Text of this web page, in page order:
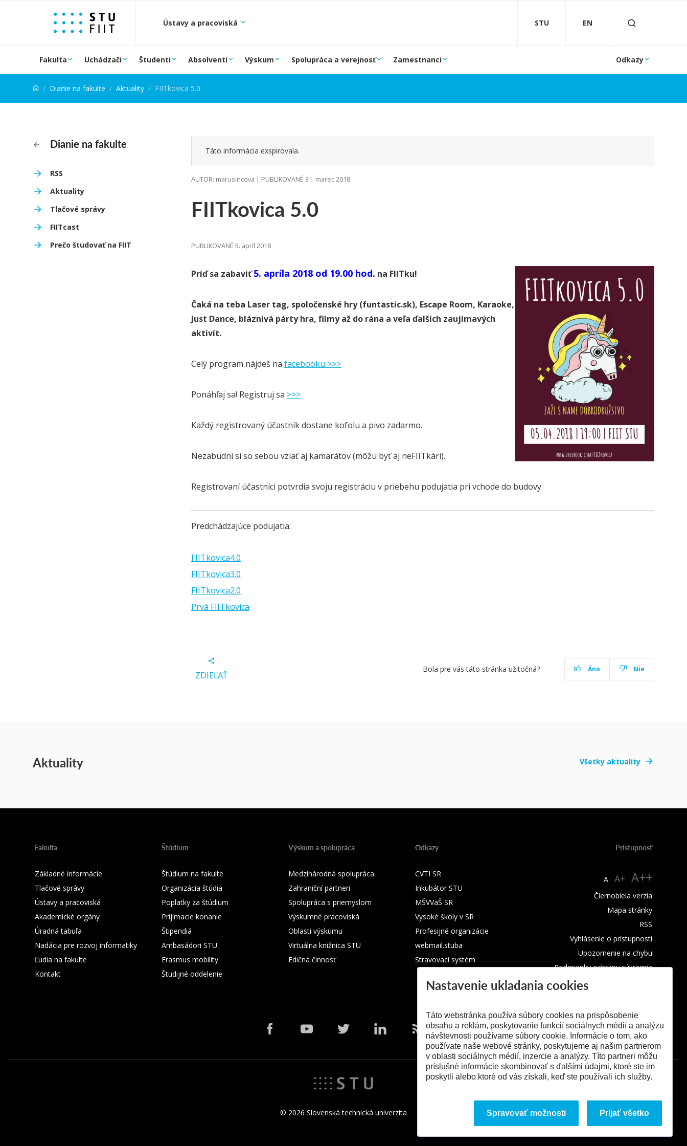
Prejsť na obsah
Ústavy a pracoviská STU EN
Fakulta Uchádzači Študenti Absolventi Výskum Spolupráca a verejnosť Zamestnanci Odkazy
Dianie na fakulte Aktuality FIITkovica 5.0
Dianie na fakulte
RSS
Aktuality
Tlačové správy
FIITcast
Prečo študovať na FIIT
FIITkovica 5.0
Táto informácia exspirovala.
AUTOR: marusincova | PUBLIKOVANÉ 31. marec 2018
PUBLIKOVANÉ 5. apríl 2018
Príď sa zabaviť5. apríla 2018 od 19.00 hod. na FIITku!
Čaká na teba Laser tag, spoločenské hry (funtastic.sk), Escape Room, Karaoke,
Just Dance, bláznivá párty hra, filmy až do rána a veľa ďalších zaujímavých
aktivít.
Celý program nájdeš na facebooku >>>
Ponáhľaj sa! Registruj sa >>>
Každý registrovaný účastník dostane kofolu a pivo zadarmo.
Nezabudni si so sebou vziať aj kamarátov (môžu byť aj neFIITkári).
Registrovaní účastníci potvrdia svoju registráciu v priebehu podujatia pri vchode do budovy.
Predchádzajúce podujatia:
FIITkovica4.0
FIITkovica3.0
FIITkovica2.0
Prvá FIITkovica
ZDIEĽAŤ
Bola pre vás táto stránka užitočná? Áno Nie
Aktuality Všetky aktuality
Fakulta
Základné informácie
Tlačové správy
Ústavy a pracoviská
Akademické orgány
Úradná tabuľa
Nadácia pre rozvoj informatiky
Ľudia na fakulte
Kontakt
Štúdium
Štúdium na fakulte
Organizácia štúdia
Poplatky za štúdium
Prijímacie konanie
Štipendiá
Ambasádori STU
Erasmus mobility
Študijné oddelenie
Výskum a spolupráca
Medzinárodná spolupráca
Zahraniční partneri
Spolupráca s priemyslom
Výskumné pracoviská
Oblasti výskumu
Virtuálna knižnica STU
Edičná činnosť
Odkazy
CVTI SR
Inkubátor STU
MŠVVaŠ SR
Vysoké školy v SR
Profesijné organizácie
webmail.stuba
Stravovací systém
Prístupnosť
A A+ A++
Čiernobiela verzia
Mapa stránky
RSS
Vyhlásenie o prístupnosti
Upozornenie na chybu
Podmienky ochrany súkromia
© 2026 Slovenská technická univerzita
Nastavenie ukladania cookies
Táto webstránka používa súbory cookies na prispôsobenie
obsahu a reklám, poskytovanie funkcií sociálnych médií a analýzu
návštevnosti používame súbory cookie. Informácie o tom, ako
používate naše webové stránky, poskytujeme aj našim partnerom
v oblasti sociálnych médií, inzercie a analýzy. Títo partneri môžu
príslušné informácie skombinovať s ďalšími údajmi, ktoré ste im
poskytli alebo ktoré od vás získali, keď ste používali ich služby.
Spravovať možnosti Prijať všetko